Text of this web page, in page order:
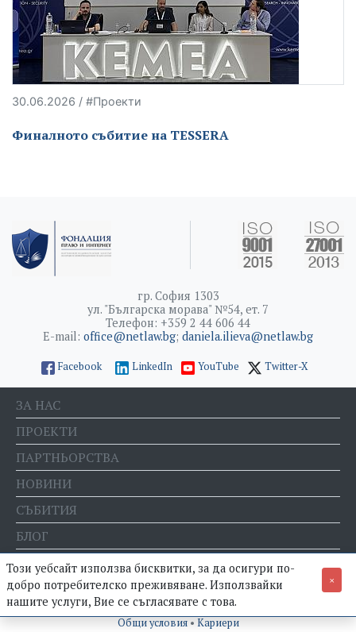
30.06.2026 / #Проекти
Финалното събитие на TESSERA
гр. София 1303
ул. "Българска морава" №54, ет. 7
Телефон: +359 2 44 606 44
E-mail: office@netlaw.bg; daniela.ilieva@netlaw.bg
Facebook LinkedIn YouTube Twitter-X
ЗА НАС
ПРОЕКТИ
ПАРТНЬОРСТВА
НОВИНИ
СЪБИТИЯ
БЛОГ
Е-МАГАЗИН
© Фондация "Право и интернет" •Политика за поверителност
Общи условия • Кариери
Този уебсайт използва бисквитки, за да осигури по-
добро потребителско преживяване. Използвайки
нашите услуги, Вие се съгласявате с това.
×